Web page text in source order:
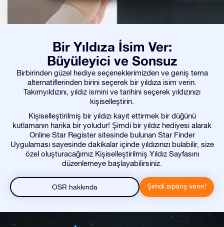
Bir Yıldıza İsim Ver:
Büyüleyici ve Sonsuz
Birbirinden güzel hediye seçeneklerimizden ve geniş tema
alternatiflerinden birini seçerek bir yıldıza isim verin.
Takımyıldızını, yıldız ismini ve tarihini seçerek yıldızınızı
kişiselleştirin.
Kişiselleştirilmiş bir yıldızı kayıt ettirmek bir düğünü
kutlamanın harika bir yoludur! Şimdi bir yıldız hediyesi alarak
Online Star Register sitesinde bulunan Star Finder
Uygulaması sayesinde dakikalar içinde yıldızınızı bulabilir, size
özel oluşturacağımız Kişiselleştirilmiş Yıldız Sayfasını
düzenlemeye başlayabilirsiniz.
OSR hakkında Şimdi sipariş verin!